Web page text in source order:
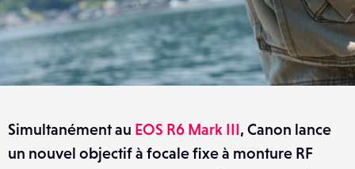
Simultanément au EOS R6 Mark III, Canon lance
un nouvel objectif à focale fixe à monture RF